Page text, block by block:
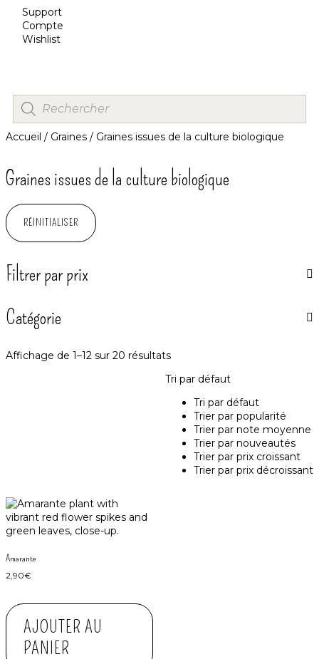
Support
Compte
Wishlist
Accueil / Graines / Graines issues de la culture biologique
Graines issues de la culture biologique
RÉINITIALISER
Filtrer par prix
Catégorie
Affichage de 1–12 sur 20 résultats
Tri par défaut
Tri par défaut
Trier par popularité
Trier par note moyenne
Trier par nouveautés
Trier par prix croissant
Trier par prix décroissant
Amarante
2,90€
AJOUTER AU
PANIER